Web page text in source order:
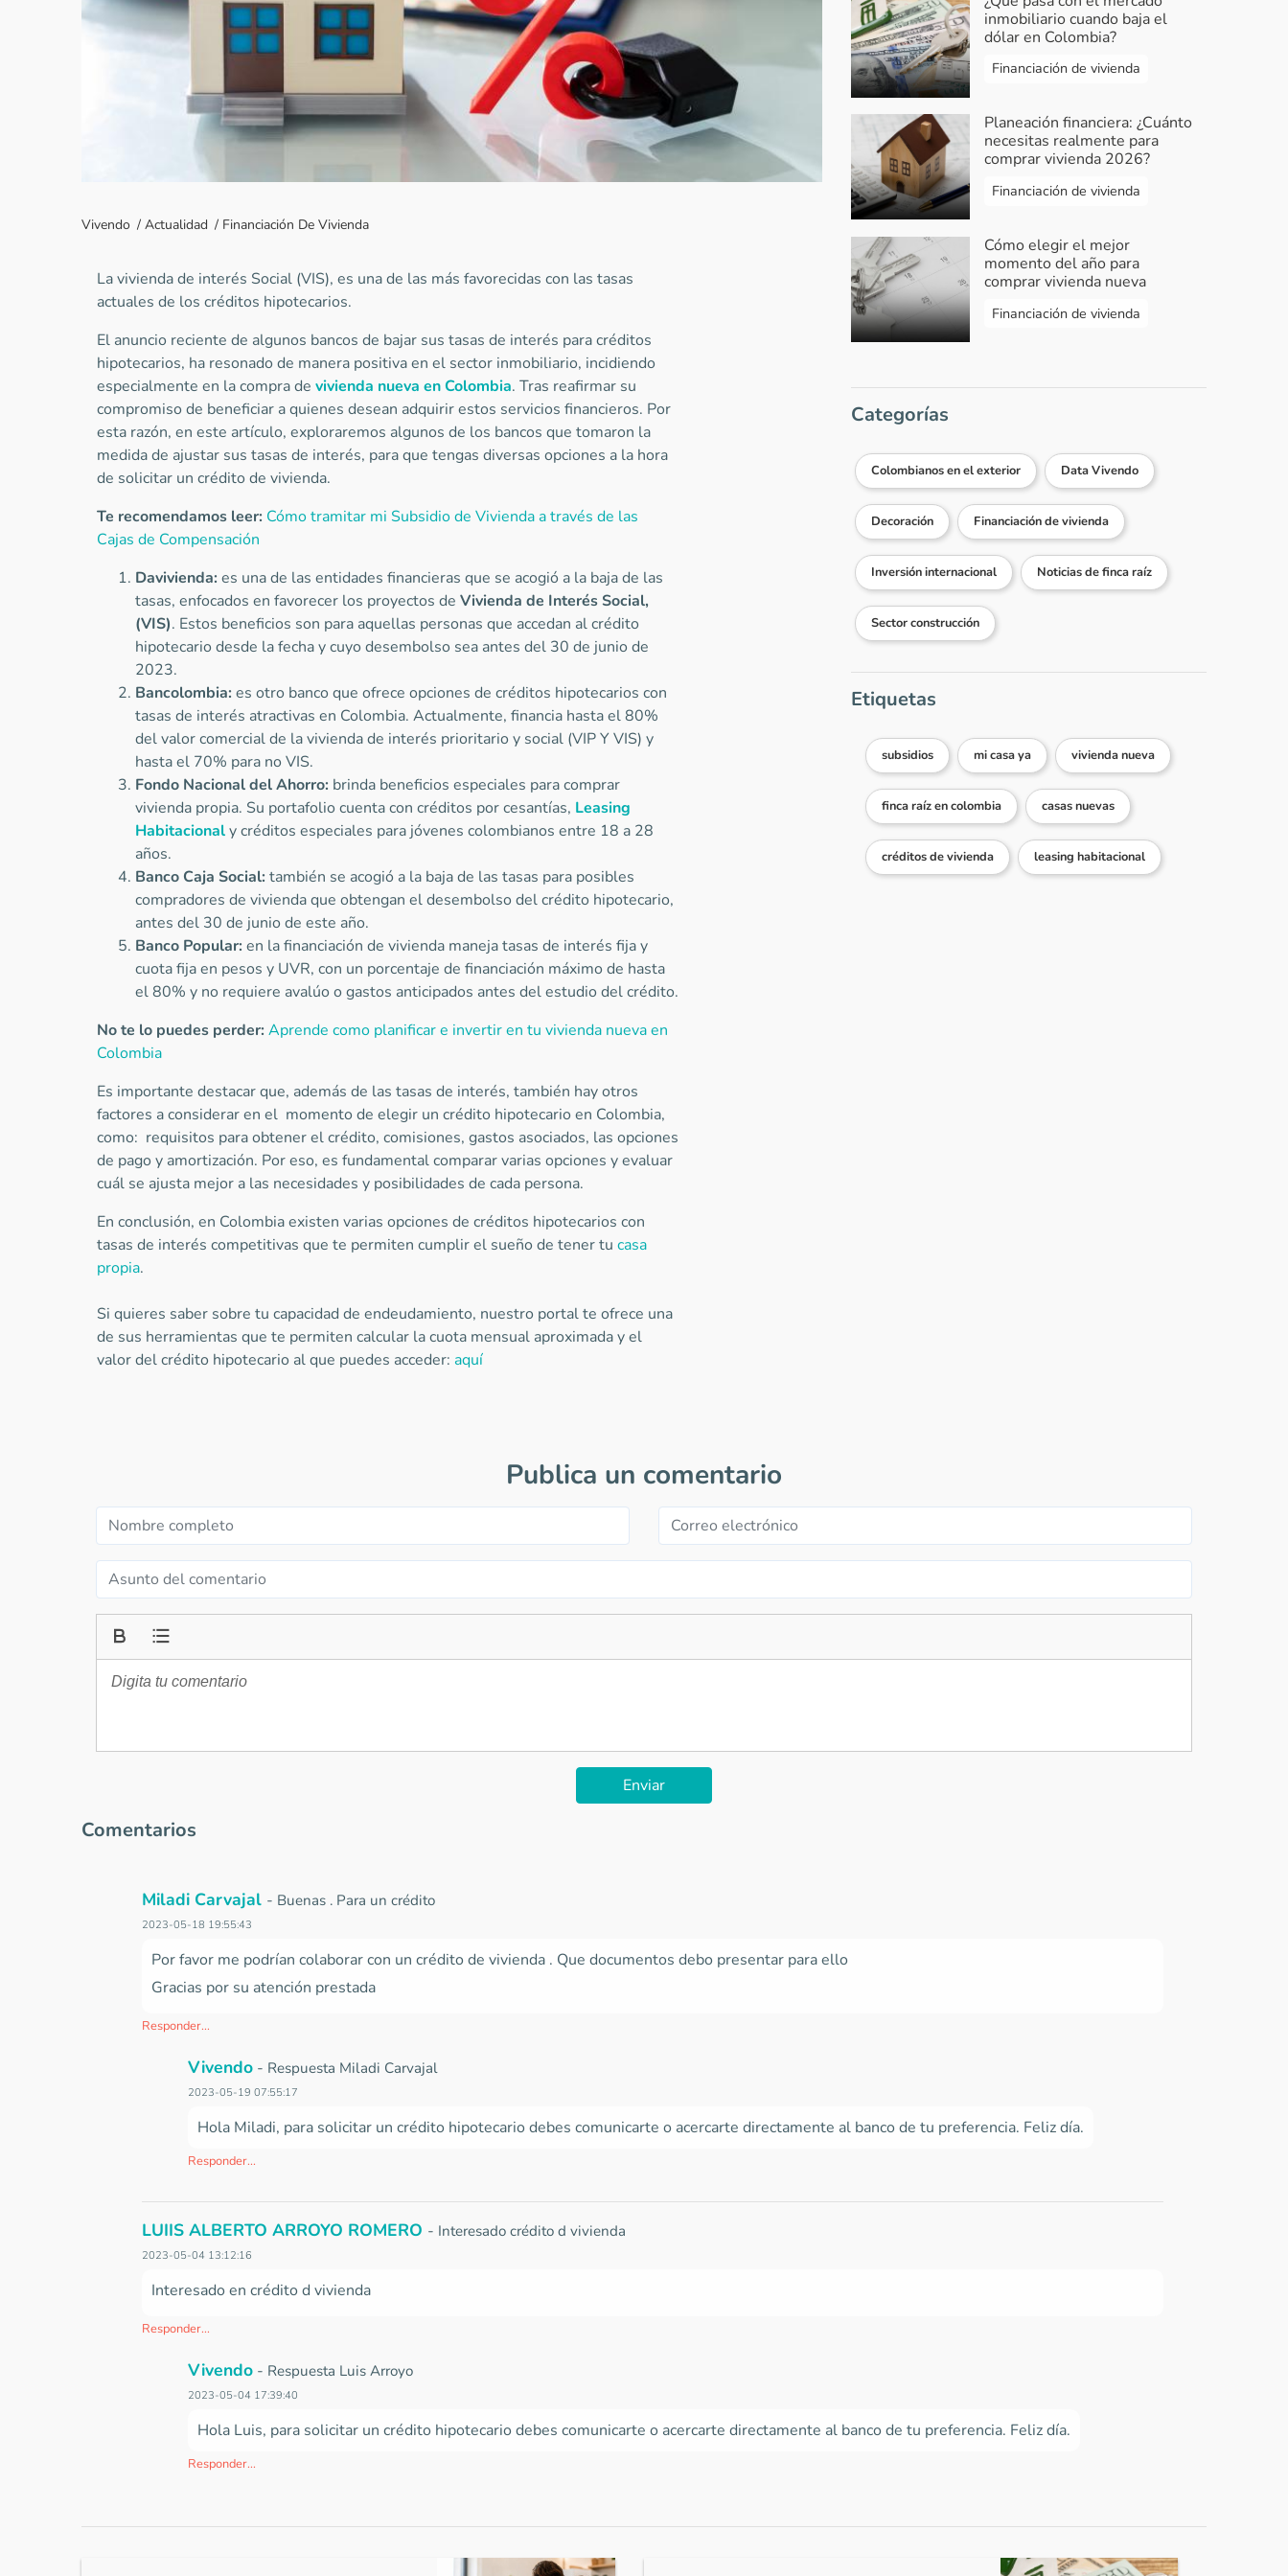
Vivendo / Actualidad / Financiación De Vivienda
La vivienda de interés Social (VIS), es una de las más favorecidas con las tasas
actuales de los créditos hipotecarios.
El anuncio reciente de algunos bancos de bajar sus tasas de interés para créditos
hipotecarios, ha resonado de manera positiva en el sector inmobiliario, incidiendo
especialmente en la compra de vivienda nueva en Colombia. Tras reafirmar su
compromiso de beneficiar a quienes desean adquirir estos servicios financieros. Por
esta razón, en este artículo, exploraremos algunos de los bancos que tomaron la
medida de ajustar sus tasas de interés, para que tengas diversas opciones a la hora
de solicitar un crédito de vivienda.
Te recomendamos leer:Cómo tramitar mi Subsidio de Vivienda a través de las
Cajas de Compensación
Davivienda:es una de las entidades financieras que se acogió a la baja de las
tasas, enfocados en favorecer los proyectos de Vivienda de Interés Social,
(VIS). Estos beneficios son para aquellas personas que accedan al crédito
hipotecario desde la fecha y cuyo desembolso sea antes del 30 de junio de
2023.
Bancolombia:es otro banco que ofrece opciones de créditos hipotecarios con
tasas de interés atractivas en Colombia. Actualmente, financia hasta el 80%
del valor comercial de la vivienda de interés prioritario y social (VIP Y VIS) y
hasta el 70% para no VIS.
Fondo Nacional del Ahorro: brinda beneficios especiales para comprar
vivienda propia. Su portafolio cuenta con créditos por cesantías, Leasing
Habitacionaly créditos especiales para jóvenes colombianos entre 18 a 28
años.
Banco Caja Social:también se acogió a la baja de las tasas para posibles
compradores de vivienda que obtengan el desembolso del crédito hipotecario,
antes del 30 de junio de este año.
Banco Popular:en la financiación de vivienda maneja tasas de interés fija y
cuota fija en pesos y UVR, con un porcentaje de financiación máximo de hasta
el 80% y no requiere avalúo o gastos anticipados antes del estudio del crédito.
No te lo puedes perder:Aprende como planificar e invertir en tu vivienda nueva en
Colombia
Es importante destacar que, además de las tasas de interés, también hay otros
factores a considerar en el momento de elegir un crédito hipotecario en Colombia,
como: requisitos para obtener el crédito, comisiones, gastos asociados, las opciones
de pago y amortización. Por eso, es fundamental comparar varias opciones y evaluar
cuál se ajusta mejor a las necesidades y posibilidades de cada persona.
En conclusión, en Colombia existen varias opciones de créditos hipotecarios con
tasas de interés competitivas que te permiten cumplir el sueño de tener tu casa
propia.
Si quieres saber sobre tu capacidad de endeudamiento, nuestro portal te ofrece una
de sus herramientas que te permiten calcular la cuota mensual aproximada y el
valor del crédito hipotecario al que puedes acceder: aquí
inmobiliario cuando baja el
dólar en Colombia?
Financiación de vivienda
Planeación financiera: ¿Cuánto
necesitas realmente para
comprar vivienda 2026?
Financiación de vivienda
Cómo elegir el mejor
momento del año para
comprar vivienda nueva
Financiación de vivienda
Categorías
Colombianos en el exterior Data Vivendo
Decoración Financiación de vivienda
Inversión internacional Noticias de finca raíz
Sector construcción
Etiquetas
subsidios mi casa ya vivienda nueva
finca raíz en colombia casas nuevas
créditos de vivienda leasing habitacional
Publica un comentario
Enviar
Comentarios
Miladi Carvajal - Buenas . Para un crédito
2023-05-18 19:55:43
Por favor me podrían colaborar con un crédito de vivienda . Que documentos debo presentar para ello
Gracias por su atención prestada
Responder...
Vivendo- Respuesta Miladi Carvajal
2023-05-19 07:55:17
Hola Miladi, para solicitar un crédito hipotecario debes comunicarte o acercarte directamente al banco de tu preferencia. Feliz día.
Responder...
LUIIS ALBERTO ARROYO ROMERO - Interesado crédito d vivienda
2023-05-04 13:12:16
Interesado en crédito d vivienda
Responder...
Vivendo- Respuesta Luis Arroyo
2023-05-04 17:39:40
Hola Luis, para solicitar un crédito hipotecario debes comunicarte o acercarte directamente al banco de tu preferencia. Feliz día.
Responder...
Marina Sandoval-